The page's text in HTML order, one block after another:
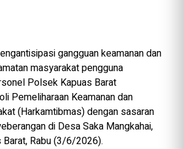
gangguan keamanan dan
masyarakat pengguna
Polsek Kapuas Barat
Pemeliharaan Keamanan dan
(Harkamtibmas) dengan sasaran
di Desa Saka Mangkahai,
Barat, Rabu (3/6/2026).